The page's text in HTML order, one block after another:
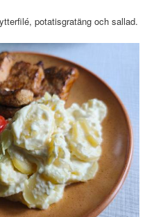
potatisgratäng och sallad.